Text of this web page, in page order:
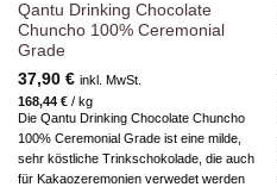
Qantu Drinking Chocolate
Chuncho 100% Ceremonial
Grade
37,90 € inkl. MwSt.
168,44 €/ kg
Die Qantu Drinking Chocolate Chuncho
100% Ceremonial Grade ist eine milde,
sehr köstliche Trinkschokolade, die auch
für Kakaozeremonien verwedet werden